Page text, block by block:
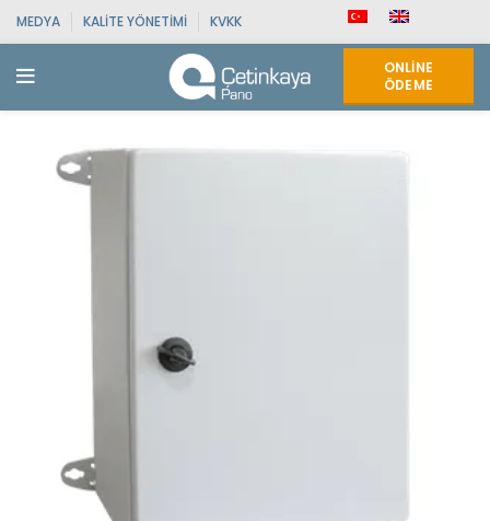
MEDYA KALITE YÖNETIMI KVKK
ONLINE
ÖDEME